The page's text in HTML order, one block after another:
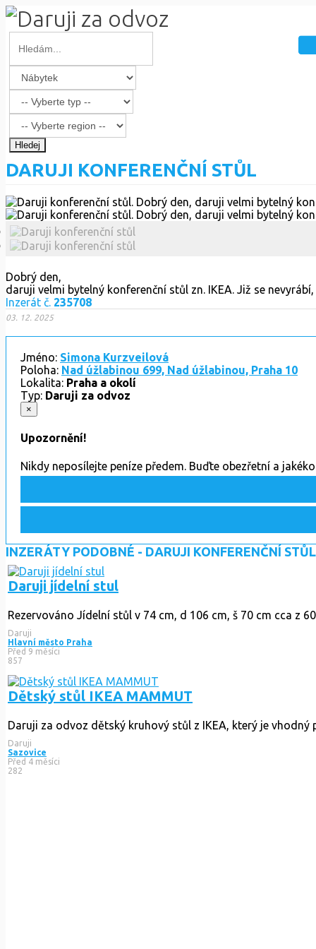
Hledej
DARUJI KONFERENČNÍ STŮL
Dobrý den,
daruji velmi bytelný konferenční stůl zn. IKEA. Již se
Inzerát č. 235708
03. 12. 2025
Jméno: Simona Kurzveilová
Poloha: Nad úžlabinou 699, Nad úžlabinou, Praha 10
Lokalita: Praha a okolí
Typ: Daruji za odvoz
×
Upozornění!
Nikdy neposílejte peníze předem. Buďte obezřetní a
INZERÁTY PODOBNÉ - DARUJI KONFERENČNÍ STŮL
Daruji jídelní stul
Rezervováno Jídelní stůl v 74 cm, d 106 cm, š 70 cm cca z
Daruji
Hlavní město Praha
Před 9 měsíci
857
Dětský stůl IKEA MAMMUT
Daruji za odvoz dětský kruhový stůl z IKEA, který je vhodný
Daruji
Sazovice
Před 4 měsíci
282